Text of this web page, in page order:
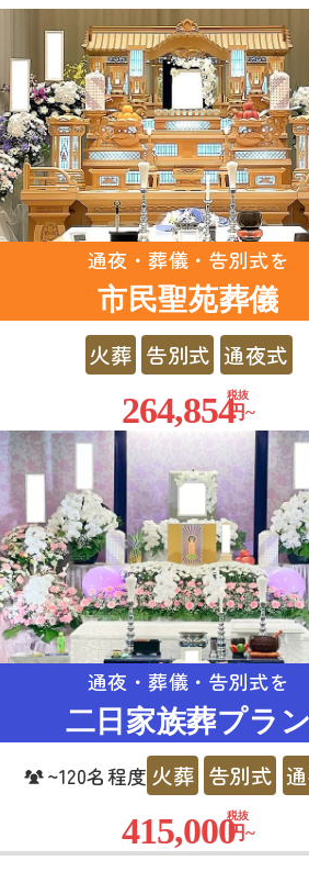
通夜・葬儀・告別式を
市民聖苑葬儀
火葬 告別式 通夜式
264,854税抜
円~
通夜・葬儀・告別式を
二日家族葬プラン
~120名程度 火葬 告別式
415,000税抜
円~